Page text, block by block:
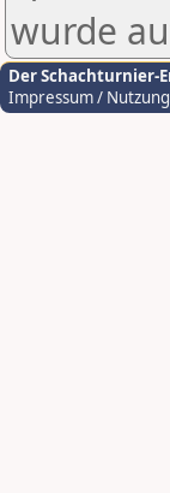
wurde
Der Schachturnier-
Impressum /